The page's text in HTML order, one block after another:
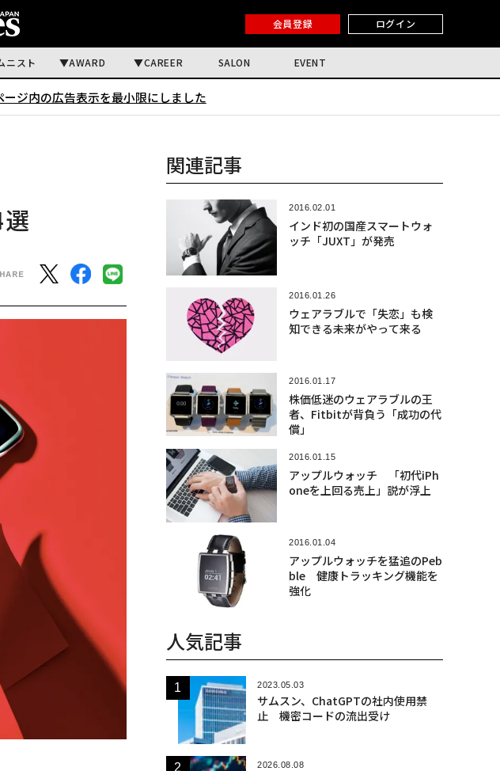
会員登録 ログイン
ニスト AWARD CAREER SALON EVENT
ージ内の広告表示を最小限にしました
関連記事
2016.02.01
インド初の国産スマートウォ
ッチ「JUXT」が発売
2016.01.26
ウェアラブルで「失恋」も検
知できる未来がやって来る
2016.01.17
株価低迷のウェアラブルの王
者、Fitbitが背負う「成功の代
償」
2016.01.15
アップルウォッチ 「初代iPh
oneを上回る売上」説が浮上
2016.01.04
アップルウォッチを猛追のPeb
ble 健康トラッキング機能を
強化
人気記事
2023.05.03
サムスン、ChatGPTの社内使用禁
止 機密コードの流出受け
2026.08.08